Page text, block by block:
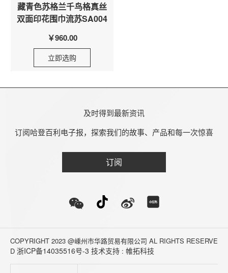
藏青色苏格兰千鸟格真丝
双面印花围巾流苏SA004
￥960.00
立即选购
及时得到最新资讯
订阅哈登百利电子报，探索我们的故事、产品和每一次惊喜
订阅
COPYRIGHT 2023 @嵊州市华路贸易有限公司 AL RIGHTS RESERVE
D 浙ICP备14035516号-3 技术支持 : 帷拓科技